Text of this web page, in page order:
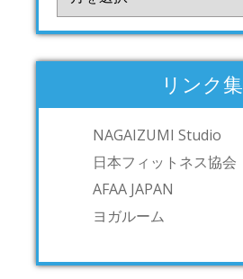
カ
リンク集
NAGAIZUMI Studio
日本フィットネス協会
AFAA JAPAN
ヨガルーム